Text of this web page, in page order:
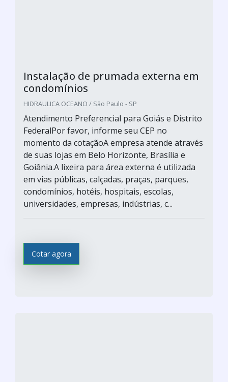
Instalação de prumada externa em
condomínios
HIDRAULICA OCEANO / São Paulo - SP
Atendimento Preferencial para Goiás e Distrito
FederalPor favor, informe seu CEP no
momento da cotaçãoA empresa atende através
de suas lojas em Belo Horizonte, Brasília e
Goiânia.A lixeira para área externa é utilizada
em vias públicas, calçadas, praças, parques,
condomínios, hotéis, hospitais, escolas,
universidades, empresas, indústrias, c...
Cotar agora